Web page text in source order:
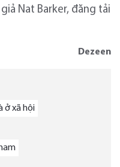
Nat Barker, đăng tải
Dezeen
ở xã hội